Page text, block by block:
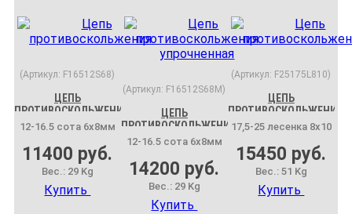
(Артикул: F16512S68)
ЦЕПЬ
ПРОТИВОСКОЛЬЖЕНИЯ
12-16.5 сота 6x8мм
11400 руб.
Вес.: 29 Kg
Купить
(Артикул: F16512S68M )
ЦЕПЬ
ПРОТИВОСКОЛЬЖЕНИЯ
УПРОЧНЕННАЯ
12-16.5 сота 6x8мм
14200 руб.
Вес.: 29 Kg
Купить
(Артикул: F25175L810)
ЦЕПЬ
ПРОТИВОСКОЛЬЖЕНИЯ
17,5-25 лесенка 8х10
15450 руб.
Вес.: 51 Kg
Купить